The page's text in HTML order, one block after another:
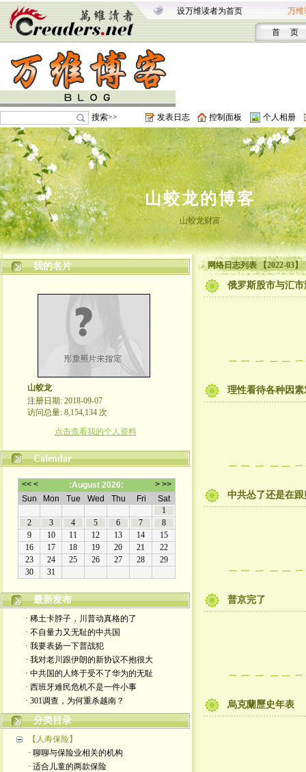
设万维读者为首页 万维
首 页
搜索>> 发表日志 控制面板 个人相册
山蛟龙的博客
山蛟龙财富
我的名片
山蛟龙
注册日期: 2018-09-07
访问总量: 8,154,134 次
点击查看我的个人资料
Calendar
最新发布
· 稀土卡脖子，川普动真格的了
· 不自量力又无耻的中共国
· 我要表扬一下普战犯
· 我对老川跟伊朗的新协议不抱很大
· 中共国的人终于受不了华为的无耻
· 西班牙难民危机不是一件小事
· 301调查，为何重杀越南？
分类目录
【人寿保险】
· 聊聊与保险业相关的机构
· 适合儿童的两款保险
网络日志列表 【2022-03】
俄罗斯股市与汇
理性看待各种因
中共怂了还是在
普京完了
烏克蘭歷史年表